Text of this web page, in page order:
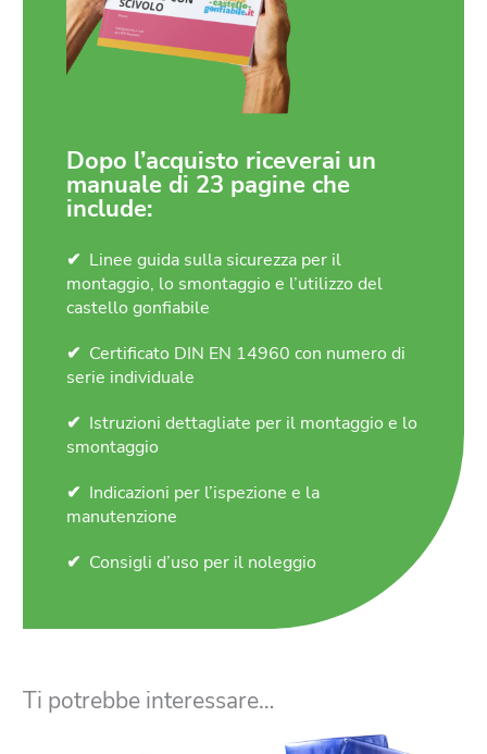
Dopo l’acquisto riceverai un
manuale di 23 pagine che
include:
Linee guida sulla sicurezza per il
montaggio, lo smontaggio e l’utilizzo del
castello gonfiabile
Certificato DIN EN 14960 con numero di
serie individuale
Istruzioni dettagliate per il montaggio e lo
smontaggio
Indicazioni per l’ispezione e la
manutenzione
Consigli d’uso per il noleggio
Ti potrebbe interessare…